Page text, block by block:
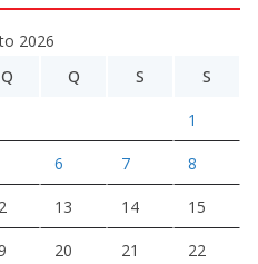
2026
Q Q S S
1
6 7 8
13 14 15
20 21 22